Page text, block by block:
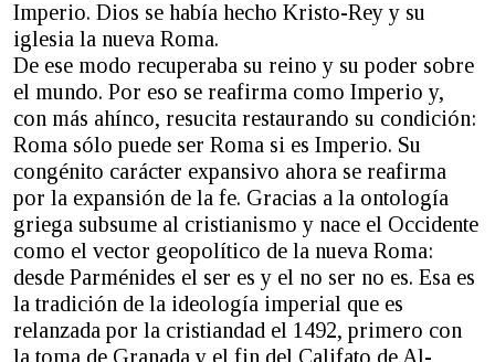
Imperio. Dios se había hecho Kristo-Rey y su
iglesia la nueva Roma.
De ese modo recuperaba su reino y su poder sobre
el mundo. Por eso se reafirma como Imperio y,
con más ahínco, resucita restaurando su condición:
Roma sólo puede ser Roma si es Imperio. Su
congénito carácter expansivo ahora se reafirma
por la expansión de la fe. Gracias a la ontología
griega subsume al cristianismo y nace el Occidente
como el vector geopolítico de la nueva Roma:
desde Parménides el ser es y el no ser no es. Esa es
la tradición de la ideología imperial que es
relanzada por la cristiandad el 1492, primero con
la toma de Granada y el fin del Califato de Al-